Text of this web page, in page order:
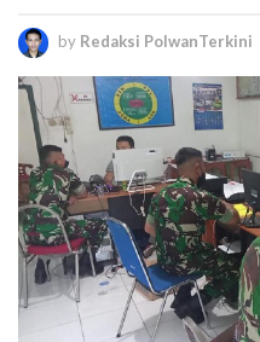
by Redaksi PolwanTerkini